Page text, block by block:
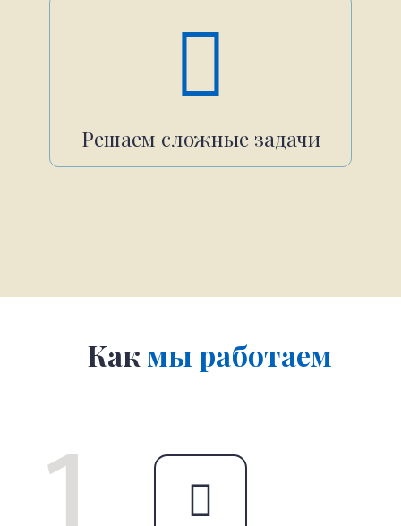
Решаем сложные задачи
Какмы работаем